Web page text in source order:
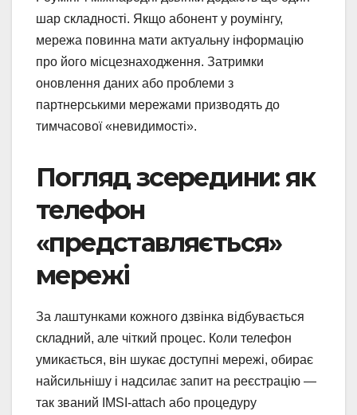
шар складності. Якщо абонент у роумінгу,
мережа повинна мати актуальну інформацію
про його місцезнаходження. Затримки
оновлення даних або проблеми з
партнерськими мережами призводять до
тимчасової «невидимості».
Погляд зсередини: як
телефон
«представляється»
мережі
За лаштунками кожного дзвінка відбувається
складний, але чіткий процес. Коли телефон
умикається, він шукає доступні мережі, обирає
найсильнішу і надсилає запит на реєстрацію —
так званий IMSI-attach або процедуру